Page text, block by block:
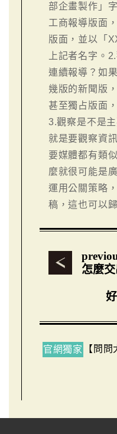
部企畫製作」
工商報導版面
版面，並以「
上記者名字。
連續報導？如
幾版的新聞版
甚至獨占版面
3.觀察是不是
就是要觀察資
要媒體都有類
麼就很可能是
運用公關策略
稿，這也可以
怎麼
官網獨家 【問問